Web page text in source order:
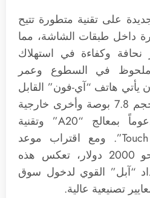
على تقنية متطورة تتيح
داخل طبقات الشاشة، مما
وكفاءة في استهلاك
في السطوع وعمر
يأتي هاتف “آي-فون” القابل
للطي بشاشة داخلية بحجم 7.8 بوصة وأخرى خارجية
بحجم 5.5 بوصة، مدعوماً بمعالج “A20” وتقنية
التعرف بالبصمة “Touch ID”. ومع اقتراب موعد
إطلاقه بسعر يُقدر بنحو 2000 دولار، تعكس هذه
“آبل” القوي لدخول سوق
تصنيعية عالية.